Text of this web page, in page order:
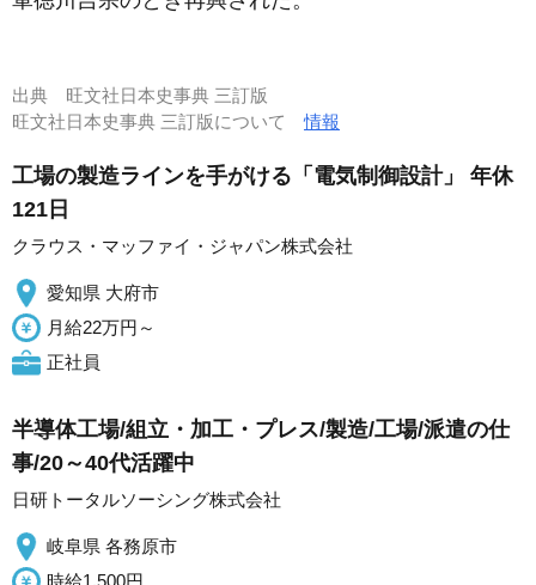
出典 旺文社日本史事典 三訂版
旺文社日本史事典 三訂版について情報
工場の製造ラインを手がける「電気制御設計」 年休
121日
クラウス・マッファイ・ジャパン株式会社
愛知県 大府市
月給22万円～
正社員
半導体工場/組立・加工・プレス/製造/工場/派遣の仕
事/20～40代活躍中
日研トータルソーシング株式会社
岐阜県 各務原市
時給1,500円